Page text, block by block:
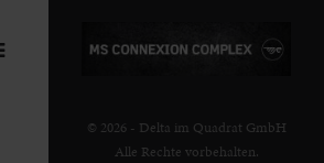
© 2026 - Delta im Quadrat GmbH
Alle Rechte vorbehalten.